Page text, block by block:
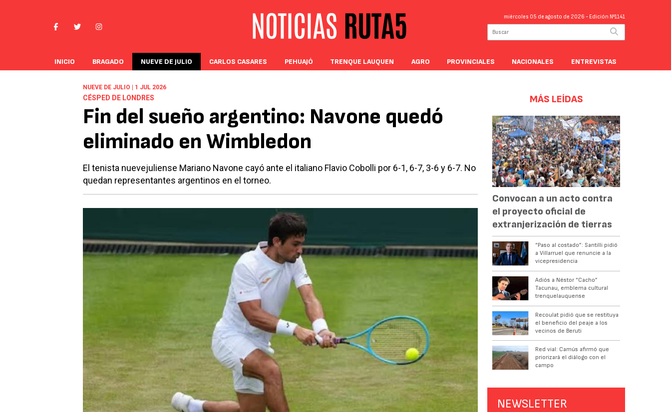
miércoles 05 de agosto de 2026 - Edición Nº1141
INICIO BRAGADO NUEVE DE JULIO CARLOS CASARES PEHUAJÓ TRENQUE LAUQUEN AGRO PROVINCIALES NACIONALES ENTREVISTAS
NUEVE DE JULIO | 1 JUL 2026
CÉSPED DE LONDRES
Fin del sueño argentino: Navone quedó
eliminado en Wimbledon
El tenista nuevejuliense Mariano Navone cayó ante el italiano Flavio Cobolli por 6-1, 6-7, 3-6 y 6-7. No
quedan representantes argentinos en el torneo.
MÁS LEÍDAS
Convocan a un acto contra
el proyecto oficial de
extranjerización de tierras
“Paso al costado”: Santilli pidió
a Villarruel que renuncie a la
vicepresidencia
Adiós a Néstor “Cacho”
Tacunau, emblema cultural
trenquelauquense
Recoulat pidió que se restituya
el beneficio del peaje a los
vecinos de Beruti
Red vial: Camús afirmó que
priorizará el diálogo con el
campo
NEWSLETTER